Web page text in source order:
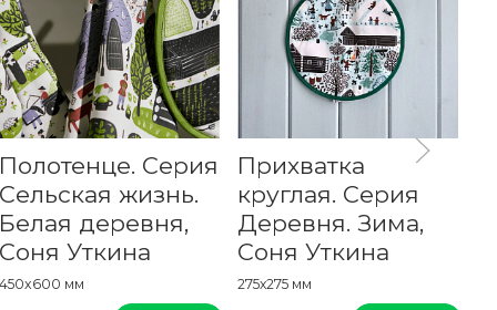
Полотенце. Серия
Сельская жизнь.
Белая деревня,
Соня Уткина
450x600 мм
Прихватка
круглая. Серия
Деревня. Зима,
Соня Уткина
275х275 мм